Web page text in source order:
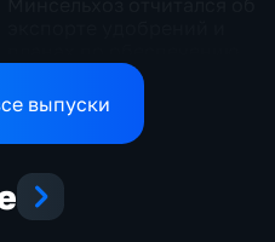
аграриев топливом
выпуски